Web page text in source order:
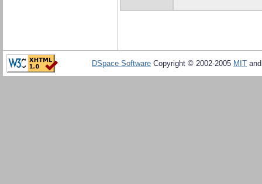
DSpace Software Copyright © 2002-2005 MIT